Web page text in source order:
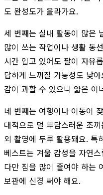
도 완성도가 올라가요.
세 번째는 실내 활동이 많은
많이 쓰는 작업이나 생활 동
시간 입고 있어도 팔이 자유
답하게 느껴질 가능성도 낮
감이 과할 수 있으니 얇은 이
네 번째는 여행이나 이동이
대적으로 덜 부담스러운 조
외 촬영에 두루 활용돼요. 특
베스트는 겨울 감성을 자연
다만 짐을 많이 줄여야 하는
보관에 신경 써야 해요.